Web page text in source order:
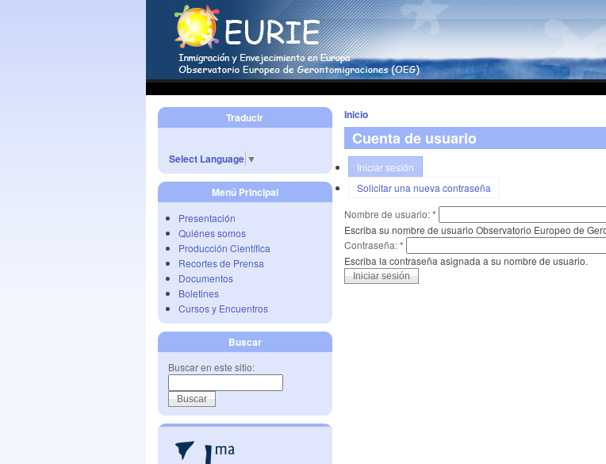
Traducir
Select Language ▼
Menú Principal
Presentación
Quiénes somos
Producción Científica
Recortes de Prensa
Documentos
Boletines
Cursos y Encuentros
Buscar
Buscar en este sitio:
Inicio
Cuenta de usuario
Iniciar sesión
Solicitar una nueva contraseña
Nombre de usuario:*
Escriba su nombre de usuario Observatorio Europeo de
Contraseña:*
Escriba la contraseña asignada a su nombre de usuario.